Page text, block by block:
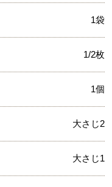
1袋
1/2枚
1個
大さじ2
大さじ1